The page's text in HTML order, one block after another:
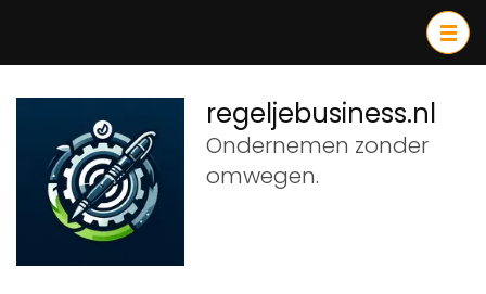
inhoud
(druk
Enter)
regeljebusiness.nl
Ondernemen zonder
omwegen.